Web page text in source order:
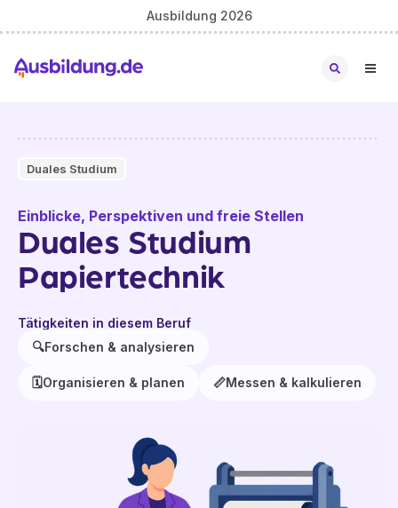
Ausbildung 2026
Duales Studium
Einblicke, Perspektiven und freie Stellen
Duales Studium
Papiertechnik
Tätigkeiten in diesem Beruf
🔍Forschen & analysieren
🗓️Organisieren & planen 📏Messen & kalkulieren